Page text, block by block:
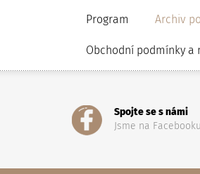
Program Archiv
Obchodní podmínky a
Spojte se s námi
Jsme na Facebooku